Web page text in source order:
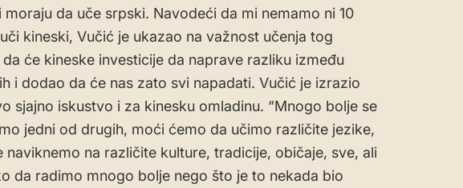
moraju da uče srpski. Navodeći da mi nemamo ni 10
kineski, Vučić je ukazao na važnost učenja tog
će kineske investicije da naprave razliku između
i dodao da će nas zato svi napadati. Vučić je izrazio
sjajno iskustvo i za kinesku omladinu. “Mnogo bolje se
jedni od drugih, moći ćemo da učimo različite jezike,
naviknemo na različite kulture, tradicije, običaje, sve, ali
da radimo mnogo bolje nego što je to nekada bio